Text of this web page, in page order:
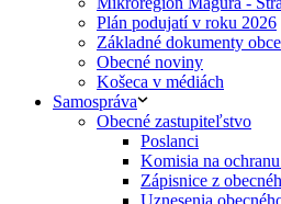
Plán podujatí v roku 2026
Základné dokumenty obce
Obecné noviny
Košeca v médiách
Samospráva
Obecné zastupiteľstvo
Poslanci
Komisia na
Zápisnice z
Uznesenia